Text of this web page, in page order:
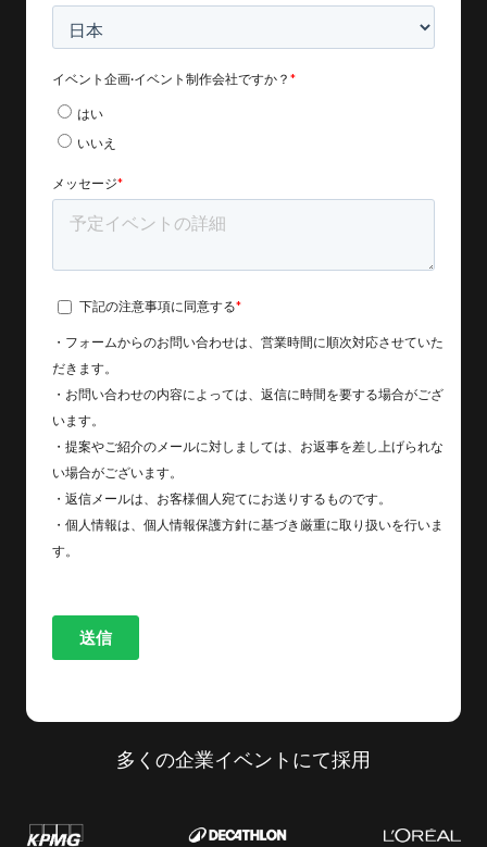
多くの企業イベントにて採用